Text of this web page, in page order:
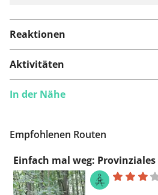
Reaktionen
Aktivitäten
In der Nähe
Empfohlenen Routen
Einfach mal weg: